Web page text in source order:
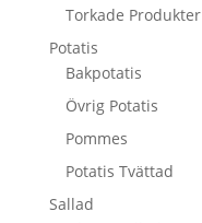
Torkade Produkter
Potatis
Bakpotatis
Övrig Potatis
Pommes
Potatis Tvättad
Sallad